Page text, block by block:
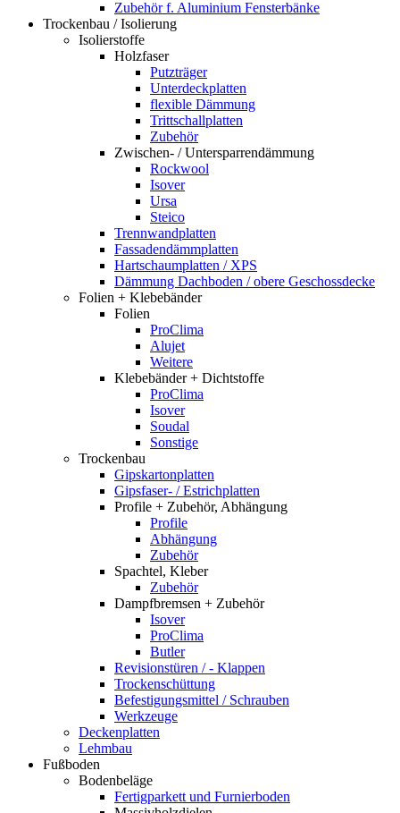
Zubehör f. Aluminium Fensterbänke
Trockenbau / Isolierung
Isolierstoffe
Holzfaser
Putzträger
Unterdeckplatten
flexible Dämmung
Trittschallplatten
Zubehör
Zwischen- / Untersparrendämmung
Rockwool
Isover
Ursa
Steico
Trennwandplatten
Fassadendämmplatten
Hartschaumplatten / XPS
Dämmung Dachboden / obere Geschossdecke
Folien + Klebebänder
Folien
ProClima
Alujet
Weitere
Klebebänder + Dichtstoffe
ProClima
Isover
Soudal
Sonstige
Trockenbau
Gipskartonplatten
Gipsfaser- / Estrichplatten
Profile + Zubehör, Abhängung
Profile
Abhängung
Zubehör
Spachtel, Kleber
Zubehör
Dampfbremsen + Zubehör
Isover
ProClima
Butler
Revisionstüren / - Klappen
Trockenschüttung
Befestigungsmittel / Schrauben
Werkzeuge
Deckenplatten
Lehmbau
Fußboden
Bodenbeläge
Fertigparkett und Furnierboden